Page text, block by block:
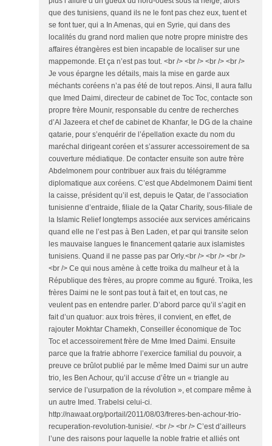
que des tunisiens, quand ils ne le font pas chez eux, tuent et
se font tuer, qui a In Amenas, qui en Syrie, qui dans des
localités du grand nord malien que notre propre ministre des
affaires étrangères est bien incapable de localiser sur une
mappemonde. Et ça n’est pas tout. <br /> <br /> <br /> <br />
Je vous épargne les détails, mais la mise en garde aux
méchants coréens n’a pas été de tout repos. Ainsi, Il aura fallu
que Imed Daimi, directeur de cabinet de Toc Toc, contacte son
propre frère Mounir, responsable du centre de recherches
d’Al Jazeera et chef de cabinet de Khanfar, le DG de la chaine
qatarie, pour s’enquérir de l’épellation exacte du nom du
maréchal dirigeant coréen et s’assurer accessoirement de sa
couverture médiatique. De contacter ensuite son autre frère
Abdelmonem pour contribuer aux frais du télégramme
diplomatique aux coréens. C’est que Abdelmonem Daimi tient
la caisse, président qu’il est, depuis le Qatar, de l’association
tunisienne d’entraide, filiale de la Qatar Charity, sous-filiale de
la Islamic Relief longtemps associée aux services américains
quand elle ne l’est pas à Ben Laden, et par qui transite selon
les mauvaise langues le financement qatarie aux islamistes
tunisiens. Quand il ne passe pas par Orly.<br /> <br /> <br />
<br /> Ce qui nous amène à cette troika du malheur et à la
République des frères, au propre comme au figuré. Troika, les
frères Daimi ne le sont pas tout à fait et, en tout cas, ne
veulent pas en entendre parler. D’abord parce qu’il s’agit en
fait d’un quatuor: aux trois frères, il convient, en effet, de
rajouter Mokhtar Chamekh, Conseiller économique de Toc
Toc et accessoirement frère de Mme Imed Daimi. Ensuite
parce que la fratrie abhorre l’exercice familial du pouvoir, a
preuve ce brûlot publié par le même Imed Daimi sur un autre
trio, les Ben Achour, qu’il accuse d’être un « triangle au
service de l’usurpation de la révolution », et compare même à
un autre Imed. Trabelsi celui-ci.
http://nawaat.org/portail/2011/08/03/freres-ben-achour-trio-
recuperation-revolution-tunisie/. <br /> <br /> C’est d’ailleurs
l’une des raisons pour laquelle la noble fratrie et alliés ont